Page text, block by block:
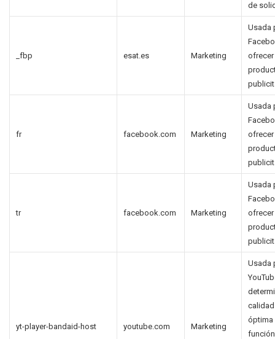
de
_fbp esat.es Marketing
Usada
fr facebook.com Marketing
Usada
tr facebook.com Marketing
Usada
yt-player-bandaid-host youtube.com Marketing
Usada
óptima